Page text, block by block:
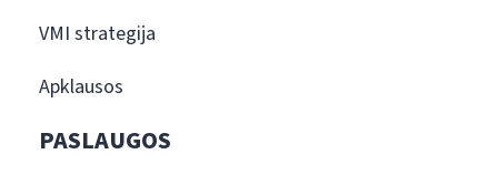
VMI strategija
Apklausos
PASLAUGOS